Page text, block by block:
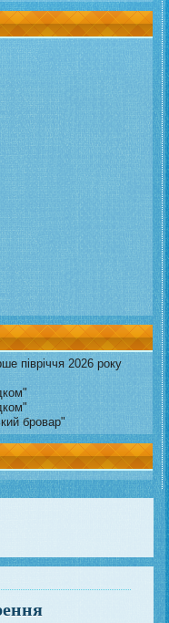
півріччя 2026 року
бровар"